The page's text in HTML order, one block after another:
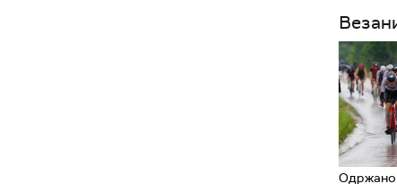
Одржано